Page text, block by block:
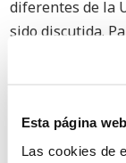
Esta página
Las cookies de
diferentes de la
sido discutida.
rellenarse un
para responder.
certificará un